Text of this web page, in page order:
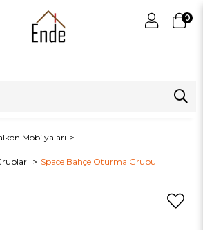
0
Mobilyaları
Space Bahçe Oturma Grubu